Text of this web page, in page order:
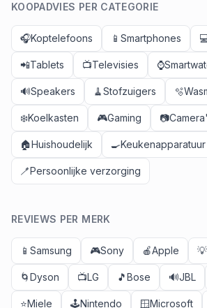
KOOPADVIES PER CATEGORIE
🎧Koptelefoons 📱 Smartphones 💻
📲Tablets 📺Televisies ⌚
🔊Speakers 🧹Stofzuigers 🫧
❄️Koelkasten 🎮Gaming 📷
🏠Huishoudelijk 🍳Keukenapparatuur
🪥Persoonlijke verzorging
REVIEWS PER MERK
📱 Samsung 🎮Sony 🍎Apple 💡
🌀Dyson 📺LG 🎵Bose 🔊JBL
⭐Miele 🕹️Nintendo 🪟Microsoft